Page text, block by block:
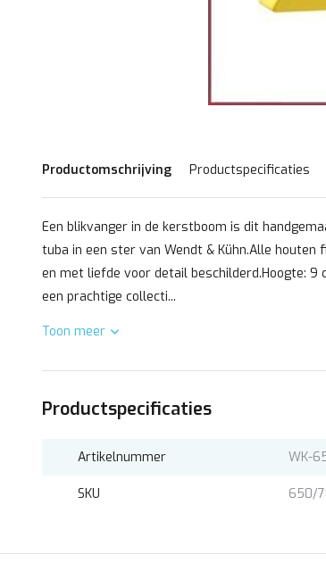
Productomschrijving Productspecificaties
Een blikvanger in de kerstboom is dit
tuba in een ster van Wendt & Kühn.Alle
en met liefde voor detail beschilderd.Hoogte: 9
een prachtige collecti...
Toon meer
Productspecificaties
Artikelnummer WK-
SKU 650/